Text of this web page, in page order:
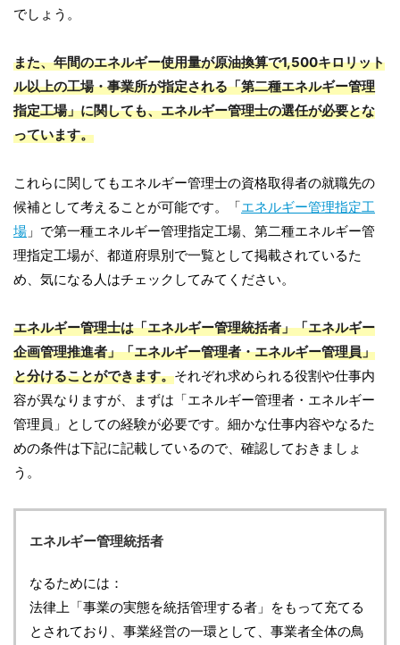
でしょう。
また、年間のエネルギー使用量が原油換算で1,500キロリット
ル以上の工場・事業所が指定される「第二種エネルギー管理
指定工場」に関しても、エネルギー管理士の選任が必要とな
っています。
これらに関してもエネルギー管理士の資格取得者の就職先の
候補として考えることが可能です。「エネルギー管理指定工
場 」で第一種エネルギー管理指定工場、第二種エネルギー管
理指定工場が、都道府県別で一覧として掲載されているた
め、気になる人はチェックしてみてください。
エネルギー管理士は「エネルギー管理統括者」「エネルギー
企画管理推進者」「エネルギー管理者・エネルギー管理員」
と分けることができます。それぞれ求められる役割や仕事内
容が異なりますが、まずは「エネルギー管理者・エネルギー
管理員」としての経験が必要です。細かな仕事内容やなるた
めの条件は下記に記載しているので、確認しておきましょ
う。
エネルギー管理統括者
なるためには：
法律上「事業の実態を統括管理する者」をもって充てる
とされており、事業経営の一環として、事業者全体の鳥